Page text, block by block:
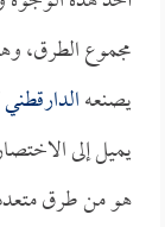
مجموع الطرق،
يصنعهالدارقطني
يميل إلى
هو من طرق